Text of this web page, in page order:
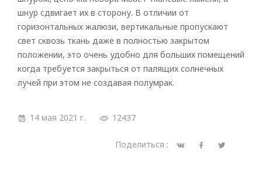
шнур сдвигает их в сторону. В отличии от
горизонтальных жалюзи, вертикальные пропускают
свет сквозь ткань даже в полностью закрытом
положении, это очень удобно для больших помещений
когда требуется закрыться от палящих солнечных
лучей при этом не создавая полумрак.
14 мая 2021 г. 12437
Поделиться :